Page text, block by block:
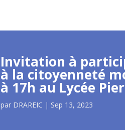
Invitation à
à la citoyenneté
à 17h au Lycée
par DRAREIC | Sep 13, 2023